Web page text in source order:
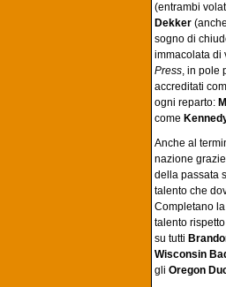
(entrambi
Dekker
sogno di
immacolata di
Press, in pole
accreditati
ogni reparto:
come
Anche al
nazione
della passata
talento che
Completano
talento
su tutti
Wisconsin
gli Oregon